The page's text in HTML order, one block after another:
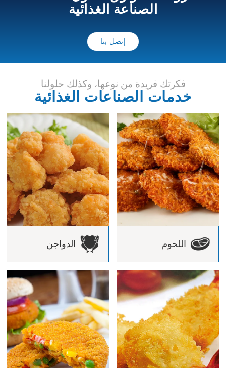
الصناعة الغذائية
إتصل بنا
فكرتك فريدة من نوعها، وكذلك حلولنا
خدمات الصناعات الغذائية
اللحوم الدواجن